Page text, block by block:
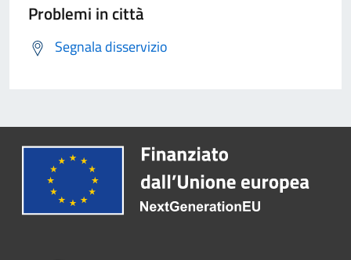
Problemi in città
Segnala disservizio